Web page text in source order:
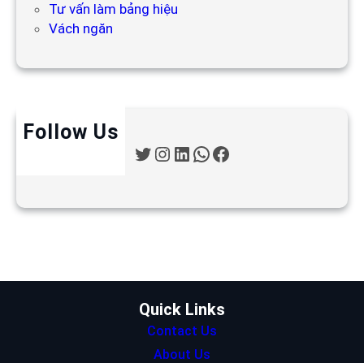
Tư vấn làm bảng hiệu
Vách ngăn
Follow Us
T
t
I
t
a
L
k
n
W
t
p
F
e
k
Quick Links
Contact Us
About Us